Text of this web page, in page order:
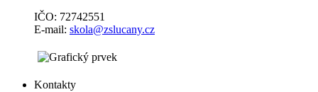
IČO: 72742551
E-mail: skola@zslucany.cz
Kontakty